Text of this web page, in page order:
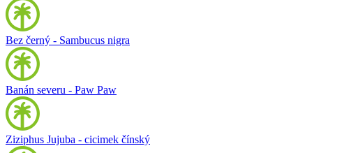
Bez černý - Sambucus nigra
Banán severu - Paw Paw
Ziziphus Jujuba - cicimek čínský